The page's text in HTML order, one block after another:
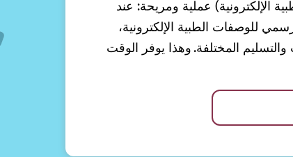
الإلكترونية) عملية ومريحة: عند
للوصفات الطبية الإلكترونية،
المختلفة. وهذا يوفر الوقت